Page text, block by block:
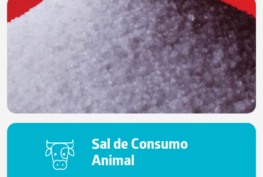
Sal de Consumo
Animal